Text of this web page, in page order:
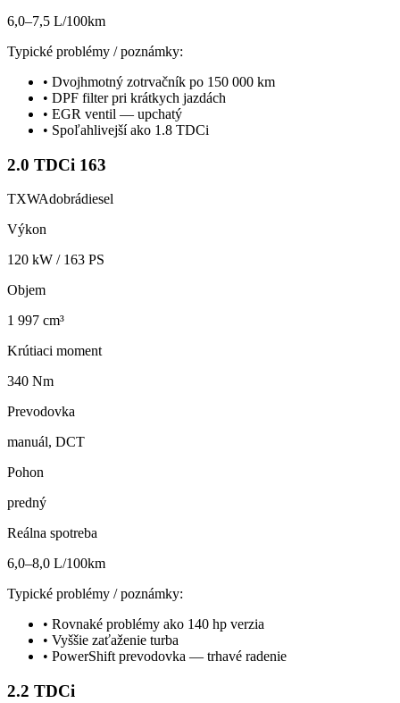
6,0–7,5 L/100km
Typické problémy / poznámky:
• Dvojhmotný zotrvačník po 150 000 km
• DPF filter pri krátkych jazdách
• EGR ventil — upchatý
• Spoľahlivejší ako 1.8 TDCi
2.0 TDCi 163
TXWAdobrádiesel
Výkon
120 kW / 163 PS
Objem
1 997 cm³
Krútiaci moment
340 Nm
Prevodovka
manuál, DCT
Pohon
predný
Reálna spotreba
6,0–8,0 L/100km
Typické problémy / poznámky:
• Rovnaké problémy ako 140 hp verzia
• Vyššie zaťaženie turba
• PowerShift prevodovka — trhavé radenie
2.2 TDCi